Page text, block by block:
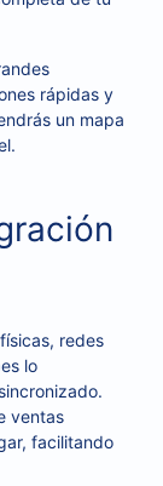
rápidas y
un mapa
redes
lo
ventas
facilitando